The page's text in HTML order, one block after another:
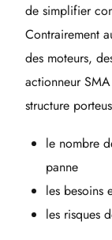
de simplifier
Contrairement
des moteurs,
actionneur
structure
le nombre
panne
les besoins
les risques